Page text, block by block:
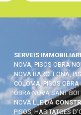
SERVEIS
NOVA, PISOS OBRA
NOVA BARCELONA,
COLOMA, PISOS
OBRA NOVA SANT BOI
NOVA LLEIDA
PISOS, HABITATGES